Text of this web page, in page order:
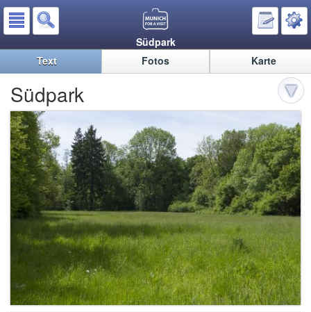
Südpark
Text
Fotos Karte
Südpark